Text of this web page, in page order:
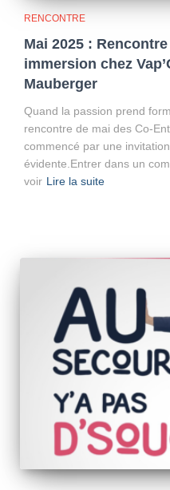
RENCONTRE
Mai 2025 :
immersion chez
Mauberger
Quand la passion prend
rencontre de mai des Co-
commencé par une
évidente.Entrer dans un
voir Lire la suite